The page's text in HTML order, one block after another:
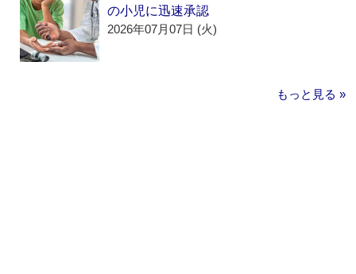
の小児に迅速承認
2026年07月07日 (火)
もっと見る »